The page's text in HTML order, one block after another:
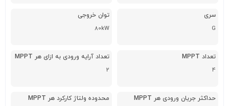
سری
G
توان خروجی
80kW
تعداد MPPT
4
تعداد آرایه ورودی به ازای هر MPPT
2
حداکثر جریان ورودی هر MPPT
محدوده ولتاژ کارکرد هر MPPT